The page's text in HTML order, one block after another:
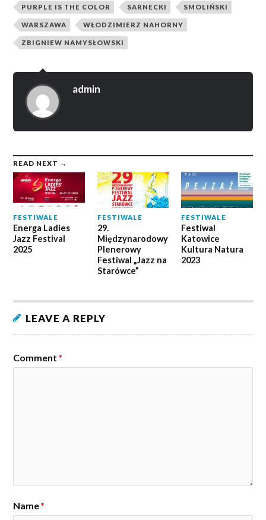
PURPLE IS THE COLOR SARNECKI SMOLIŃSKI
WARSZAWA WŁODZIMIERZ NAHORNY
ZBIGNIEW NAMYSŁOWSKI
admin
READ NEXT →
FESTIWALE
Energa Ladies
Jazz Festival
2025
FESTIWALE
29.
Międzynarodowy
Plenerowy
Festiwal „Jazz na
Starówce”
FESTIWALE
Festiwal
Katowice
Kultura Natura
2023
LEAVE A REPLY
Comment *
Name*